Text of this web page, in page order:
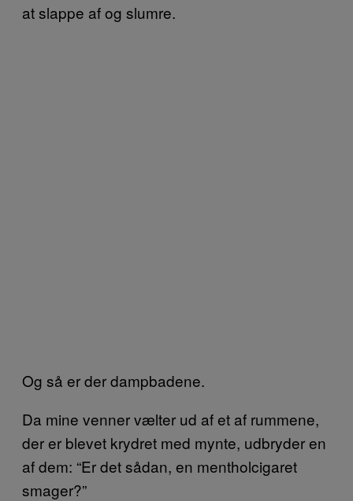
at slappe af og slumre.
Og så er der dampbadene.
Da mine venner vælter ud af et af rummene,
der er blevet krydret med mynte, udbryder en
af dem: “Er det sådan, en mentholcigaret
smager?”